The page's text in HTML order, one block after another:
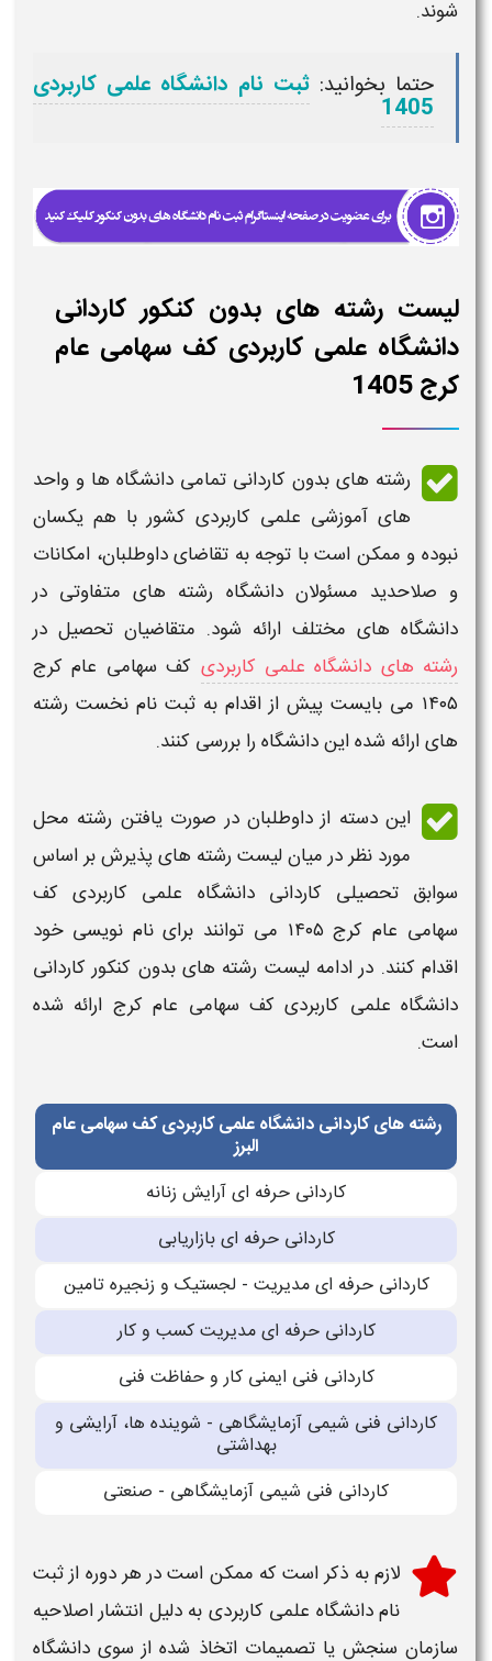
شوند.
حتما بخوانید: ثبت نام دانشگاه علمی کاربردی
1405
لیست رشته های بدون کنکور کاردانی
دانشگاه علمی کاربردی کف سهامی عام
کرج 1405
رشته های بدون کاردانی تمامی دانشگاه ها و واحد
های آموزشی علمی کاربردی کشور با هم یکسان
نبوده و ممکن است با توجه به تقاضای داوطلبان، امکانات
و صلاحدید مسئولاندانشگاه رشته های متفاوتی در
دانشگاه های مختلف ارائه شود. متقاضیان تحصیل در
رشته های دانشگاه علمی کاربردی کف سهامی عام کرج
۱۴۰۵ می بایست پیش از اقدام به ثبت نام نخست رشته
های ارائه شده ایندانشگاه را بررسی کنند.
این دسته از داوطلبان در صورت یافتن رشته محل
مورد نظر در میانلیست رشته هایپذیرش بر اساس
سوابق تحصیلی کاردانی دانشگاه علمی کاربردی کف
سهامی عام کرج ۱۴۰۵
می توانند برای نام نویسی خود
اقدام کنند. در ادامه لیست رشته های بدون کنکور کاردانی
دانشگاه علمی کاربردی کف سهامی عام کرج ارائه شده
است.
رشته های کاردانی دانشگاه علمی کاربردی کف سهامی عام
البرز
کاردانی حرفه ای آرایش زنانه
کاردانی حرفه ای بازاریابی
کاردانی حرفه ای مدیریت - لجستیک و زنجیره تامین
کاردانی حرفه ای مدیریت کسب و کار
کاردانی فنی ایمنی کار و حفاظت فنی
کاردانی فنی شیمی آزمایشگاهی - شوینده ها، آرایشی و
بهداشتی
کاردانی فنی شیمی آزمایشگاهی - صنعتی
لازم به ذکر است که ممکن است در هر دوره ازثبت
نام دانشگاه علمی کاربردی به دلیل انتشار اصلاحیه
سازمان سنجش یا تصمیمات اتخاذ شده از سوی دانشگاه